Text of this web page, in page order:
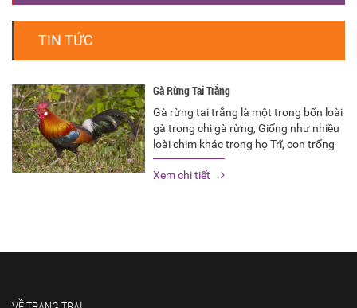
TIN TỨC
Gà Rừng Tai Trắng
Gà rừng tai trắng là một trong bốn loài
gà trong chi gà rừng, Giống như nhiều
loài chim khác trong họ Trĩ, con trống
không tham gia vào việc ấp trứng hay
nuôi nấng các con non có thể sống
Xem chi tiết